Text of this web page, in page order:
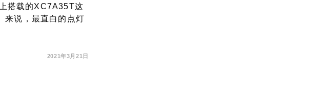
搭载的XC7A35T这
来说，最直白的点灯
2021年3月21日